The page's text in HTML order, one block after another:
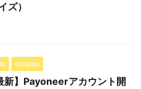
ズ）
shopee
新】Payoneerアカウント開